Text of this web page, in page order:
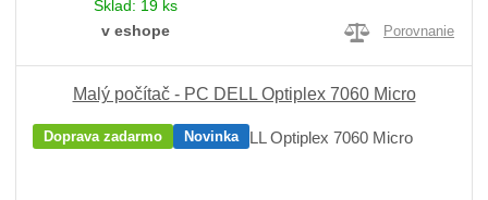
Sklad: 19 ks
v eshope
Porovnanie
Malý počítač - PC DELL Optiplex 7060 Micro
Doprava zadarmo Novinka